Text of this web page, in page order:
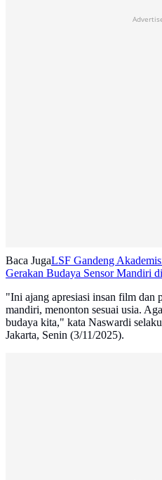
Baca JugaLSF Gandeng
Gerakan Budaya Sensor Mandiri
"Ini ajang apresiasi insan film dan
mandiri, menonton sesuai usia.
budaya kita," kata Naswardi
Jakarta, Senin (3/11/2025).